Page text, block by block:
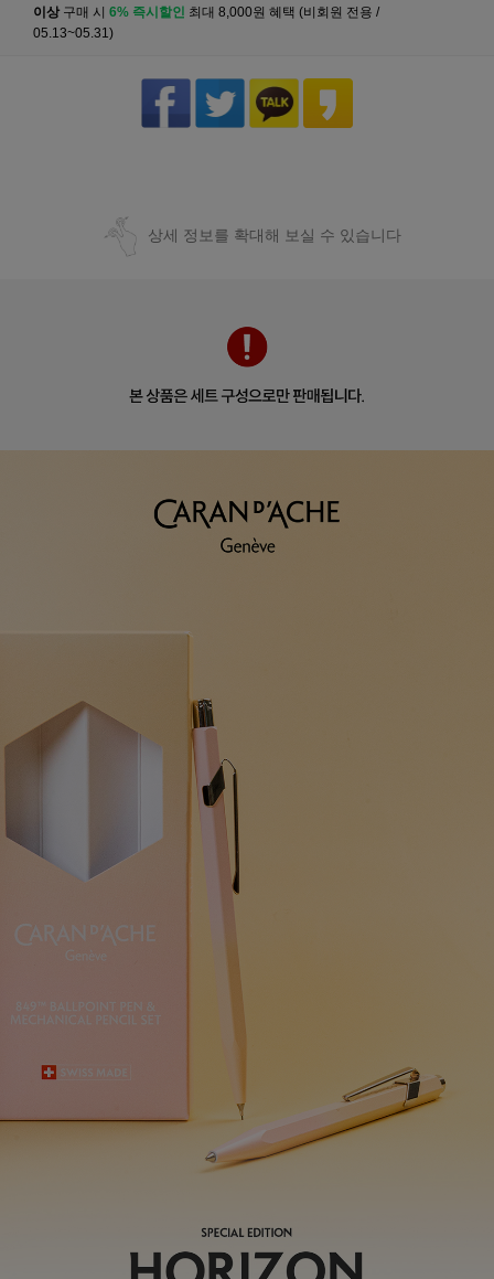
이상 구매 시 6% 즉시할인 최대 8,000원 혜택 (비회원 전용 /
05.13~05.31)
상세 정보를 확대해 보실 수 있습니다